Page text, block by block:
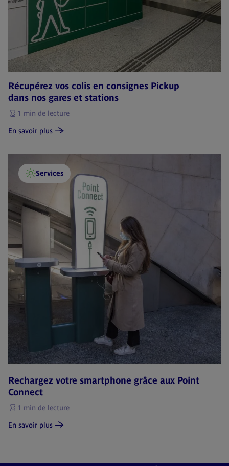
Récupérez vos colis en consignes Pickup
dans nos gares et stations
1 min de lecture
En savoir plus
Services
Rechargez votre smartphone grâce aux Point
Connect
1 min de lecture
En savoir plus